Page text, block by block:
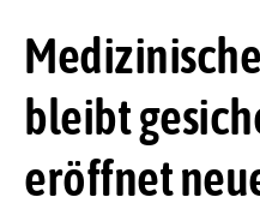
bleibt
eröffnet